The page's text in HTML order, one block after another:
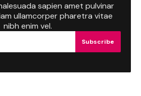
sapien amet pulvinar
ullamcorper pharetra vitae
nibh enim vel.
Subscribe